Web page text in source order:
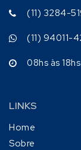
(11) 3284-
(11) 94011-
08hs às
LINKS
Home
Sobre